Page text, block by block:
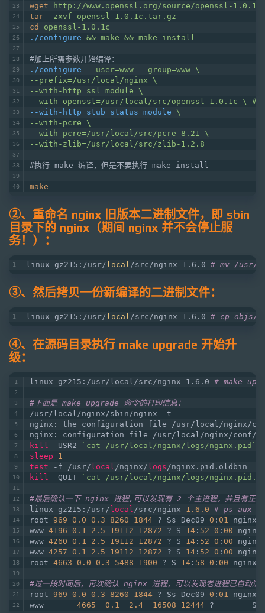
wget
http://www.openssl.org/source/openssl-
tar
-zxvf openssl-1.0.1c.tar.gz
cd
openssl-1.0.1c
./configure && make && make install
#加上所需参数开始编译：
./configure
--user=www --group=www \
--prefix=/usr/local/nginx \
--with-http_ssl_module \
--with-openssl=/usr/local/src/openssl-1.0.1c \ #对
--with-http_stub_status_module
\
--with-pcre \
--with-pcre=/usr/local/src/pcre-8.21 \
--with-zlib=/usr/local/src/zlib-1.2.8
#执行 make 编译，但是不要执行 make install
make
②、重命名 nginx 旧版本二进制文件，即 sbin
目录下的 nginx（期间 nginx 并不会停止服
务！）：
linux-gz215:/usr/local /src/nginx-1.6.0 # mv /usr/
③、然后拷贝一份新编译的二进制文件：
linux-gz215:/usr/local /src/nginx-1.6.0 # cp objs/
④、在源码目录执行 make upgrade 开始升
级：
linux-gz215:/usr/local/src/nginx-1.6.0 # make
#下面是 make upgrade 命令的打印信息：
/usr/local/nginx/sbin/nginx -t
nginx: the configuration file /usr/local/nginx/
nginx: configuration file /usr/local/nginx/conf/
kill
-USR2
`cat /usr/local/nginx/logs/nginx.pid`
sleep
1
test -f /usr/local /nginx/logs /nginx.pid.oldbin
kill
-QUIT `cat /usr/local/nginx/logs/
#最后确认一下 nginx 进程,可以发现有 2 个主进程，并且有正
linux-gz215:/usr/local /src/nginx -1.6 .0 # ps aux |
root 969 0.0 0.3 8260 1844 ? Ss Dec09 0 : 01
www 4196 0.1 2.5 19112 12872 ? S 14 : 52 0 : 00
www 4260 0.1 2.5 19112 12872 ? S 14 : 52 0 : 00
www 4257 0.1 2.5 19112 12872 ? S 14 : 52 0 : 00
root 4663 0.0 0.3 5488 1900 ? S 14 : 58 0 : 00
#过一段时间后，再次确认 nginx 进程，可以发现老进程已自动退
root 969 0.0 0.3 8260 1844 ? Ss Dec09 0 : 01
www 4665 0.1 2.4 16508 12444 ?